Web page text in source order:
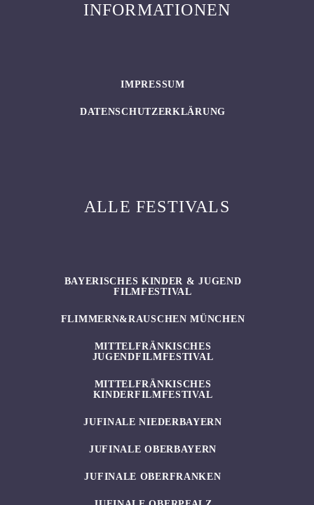
INFORMATIONEN
IMPRESSUM
DATENSCHUTZERKLÄRUNG
ALLE FESTIVALS
BAYERISCHES KINDER & JUGEND
FILMFESTIVAL
FLIMMERN&RAUSCHEN MÜNCHEN
MITTELFRÄNKISCHES
JUGENDFILMFESTIVAL
MITTELFRÄNKISCHES
KINDERFILMFESTIVAL
JUFINALE NIEDERBAYERN
JUFINALE OBERBAYERN
JUFINALE OBERFRANKEN